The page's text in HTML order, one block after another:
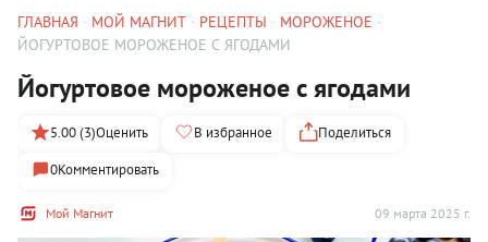
ГЛАВНАЯ МОЙ МАГНИТ РЕЦЕПТЫ
МОРОЖЕНОЕ
ЙОГУРТОВОЕ МОРОЖЕНОЕ С ЯГОДАМИ
Йогуртовое мороженое с ягодами
Мой Магнит 09 марта 2025 г.
5.00 (3)Оценить В избранное
Поделиться
0Комментировать